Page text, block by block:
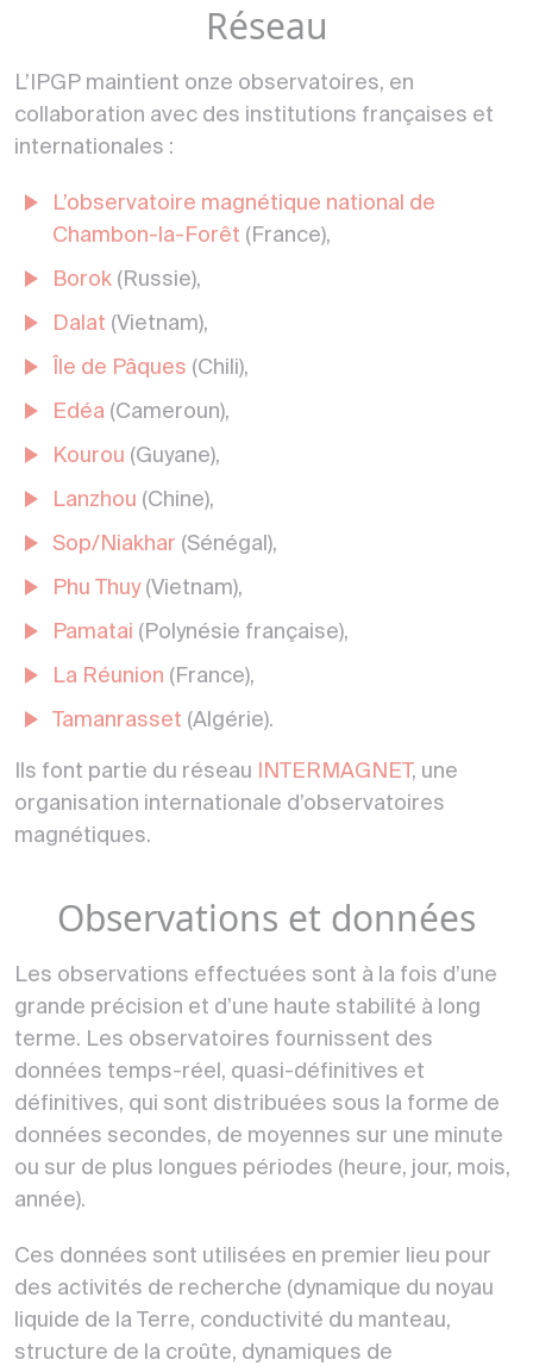
Réseau
L’IPGP maintient onze observatoires, en
collaboration avec des institutions françaises et
internationales :
L’observatoire magnétique national de
Chambon-la-Forêt (France),
Borok (Russie),
Dalat (Vietnam),
Île de Pâques (Chili),
Edéa (Cameroun),
Kourou (Guyane),
Lanzhou (Chine),
Sop/Niakhar (Sénégal),
Phu Thuy(Vietnam),
Pamatai (Polynésie française),
La Réunion (France),
Tamanrasset (Algérie).
Ils font partie du réseau INTERMAGNET, une
organisation internationale d’observatoires
magnétiques.
Observations et données
Les observations effectuées sont à la fois d’une
grande précision et d’une haute stabilité à long
terme. Les observatoires fournissent des
données temps-réel, quasi-définitives et
définitives, qui sont distribuées sous la forme de
données secondes, de moyennes sur une minute
ou sur de plus longues périodes (heure, jour, mois,
année).
Ces données sont utilisées en premier lieu pour
des activités de recherche (dynamique du noyau
liquide de la Terre, conductivité du manteau,
structure de la croûte, dynamiques de